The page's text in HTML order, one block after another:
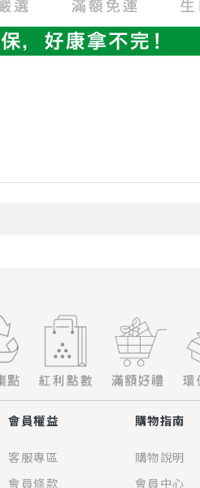
會員權益
客服專區
會員條款
購物指南
購物說明
會員中心